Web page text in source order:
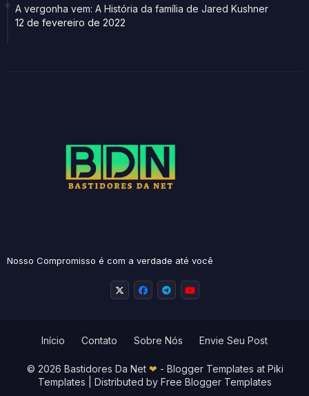
A vergonha vem: A História da família de Jared Kushner
12 de fevereiro de 2022
Nosso Compromisso é com a verdade até você
© 2026 Bastidores Da Net ❤ - Blogger Templates at Piki
Templates | Distributed by Free Blogger Templates
Início Contato Sobre Nós Envie Seu Post